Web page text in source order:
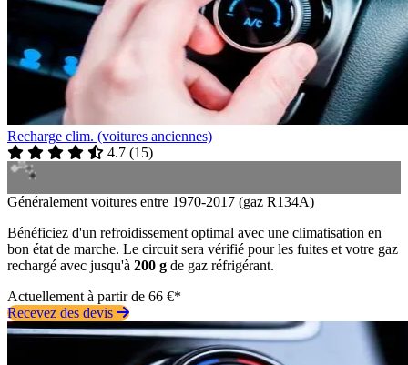
Recharge clim. (voitures anciennes)
4.7 (15)
Généralement voitures entre 1970-2017 (gaz R134A)
Bénéficiez d'un refroidissement optimal avec une climatisation en
bon état de marche. Le circuit sera vérifié pour les fuites et votre gaz
rechargé avec jusqu'à 200 g de gaz réfrigérant.
Actuellement à partir de 66 €*
Recevez des devis